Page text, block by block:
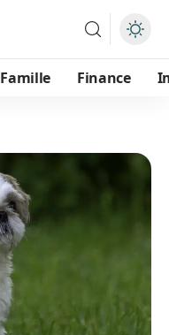
Famille Finance